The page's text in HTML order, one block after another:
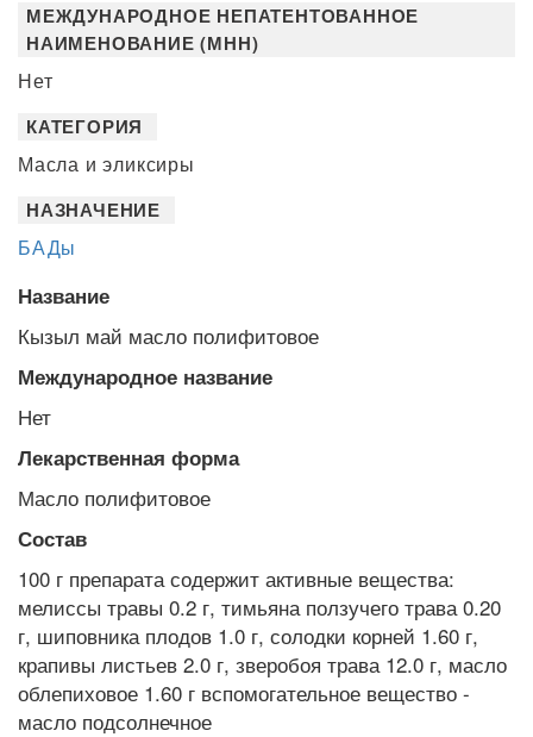
МЕЖДУНАРОДНОЕ НЕПАТЕНТОВАННОЕ
НАИМЕНОВАНИЕ (МНН)
Нет
КАТЕГОРИЯ
Масла и эликсиры
НАЗНАЧЕНИЕ
БАДы
Название
Кызыл май масло полифитовое
Международное название
Нет
Лекарственная форма
Масло полифитовое
Состав
100 г препарата содержит активные вещества:
мелиссы травы 0.2 г, тимьяна ползучего трава 0.20
г, шиповника плодов 1.0 г, солодки корней 1.60 г,
крапивы листьев 2.0 г, зверобоя трава 12.0 г, масло
облепиховое 1.60 г вспомогательное вещество -
масло подсолнечное